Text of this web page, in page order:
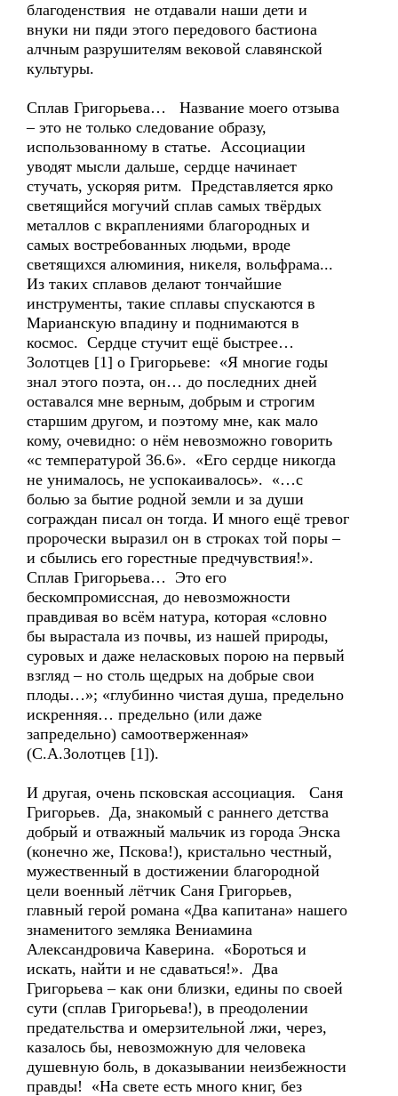
благоденствия не отдавали наши дети и
внуки ни пяди этого передового бастиона
алчным разрушителям вековой славянской
культуры.
Сплав Григорьева… Название моего отзыва
– это не только следование образу,
использованному в статье. Ассоциации
уводят мысли дальше, сердце начинает
стучать, ускоряя ритм. Представляется ярко
светящийся могучий сплав самых твёрдых
металлов с вкраплениями благородных и
самых востребованных людьми, вроде
светящихся алюминия, никеля, вольфрама...
Из таких сплавов делают тончайшие
инструменты, такие сплавы спускаются в
Марианскую впадину и поднимаются в
космос. Сердце стучит ещё быстрее…
Золотцев [1] о Григорьеве: «Я многие годы
знал этого поэта, он… до последних дней
оставался мне верным, добрым и строгим
старшим другом, и поэтому мне, как мало
кому, очевидно: о нём невозможно говорить
«с температурой 36.6». «Его сердце никогда
не унималось, не успокаивалось». «…с
болью за бытие родной земли и за души
сограждан писал он тогда. И много ещё тревог
пророчески выразил он в строках той поры –
и сбылись его горестные предчувствия!».
Сплав Григорьева… Это его
бескомпромиссная, до невозможности
правдивая во всём натура, которая «словно
бы вырастала из почвы, из нашей природы,
суровых и даже неласковых порою на первый
взгляд – но столь щедрых на добрые свои
плоды…»; «глубинно чистая душа, предельно
искренняя… предельно (или даже
запредельно) самоотверженная»
(С.А.Золотцев [1]).
И другая, очень псковская ассоциация. Саня
Григорьев. Да, знакомый с раннего детства
добрый и отважный мальчик из города Энска
(конечно же, Пскова!), кристально честный,
мужественный в достижении благородной
цели военный лётчик Саня Григорьев,
главный герой романа «Два капитана» нашего
знаменитого земляка Вениамина
Александровича Каверина. «Бороться и
искать, найти и не сдаваться!». Два
Григорьева – как они близки, едины по своей
сути (сплав Григорьева!), в преодолении
предательства и омерзительной лжи, через,
казалось бы, невозможную для человека
душевную боль, в доказывании неизбежности
правды! «На свете есть много книг, без